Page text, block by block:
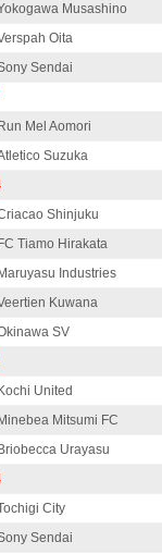
Musashino
Oita
Sendai
Run Mel Aomori
Suzuka
Shinjuku
FC Tiamo Hirakata
Maruyasu Industries
Kuwana
SV
Kochi United
Minebea Mitsumi FC
Briobecca Urayasu
City
Sendai